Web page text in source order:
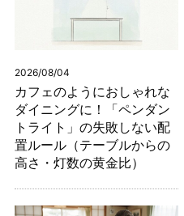
2026/08/04
カフェのようにおしゃれな
ダイニングに！「ペンダン
トライト」の失敗しない配
置ルール（テーブルからの
高さ・灯数の黄金比）